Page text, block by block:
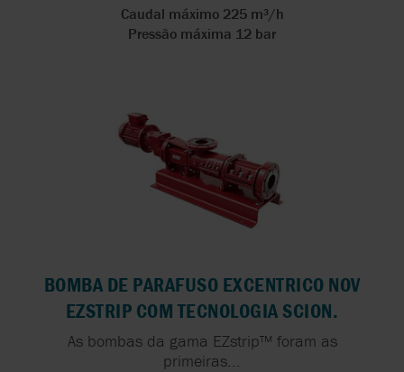
Caudal máximo 225 m³/h
Pressão máxima 12 bar
BOMBA DE PARAFUSO EXCENTRICO NOV
EZSTRIP COM TECNOLOGIA SCION.
As bombas da gama EZstrip™ foram as
primeiras...